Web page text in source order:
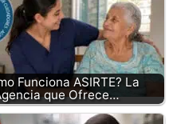
Funciona ASIRTE? La
que Ofrece…